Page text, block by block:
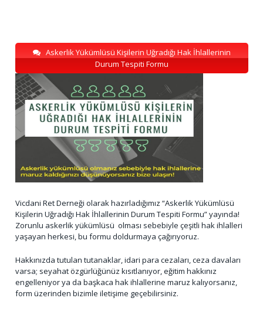
Askerlik Yükümlüsü Kişilerin Uğradığı Hak İhlallerinin
Durum Tespiti Formu
Vicdani Ret Derneği olarak hazırladığımız “Askerlik Yükümlüsü
Kişilerin Uğradığı Hak İhlallerinin Durum Tespiti Formu” yayında!
Zorunlu askerlik yükümlüsü olması sebebiyle çeşitli hak ihlalleri
yaşayan herkesi, bu formu doldurmaya çağırıyoruz.
Hakkınızda tutulan tutanaklar, idari para cezaları, ceza davaları
varsa; seyahat özgürlüğünüz kısıtlanıyor, eğitim hakkınız
engelleniyor ya da başkaca hak ihlallerine maruz kalıyorsanız,
form üzerinden bizimle iletişime geçebilirsiniz.